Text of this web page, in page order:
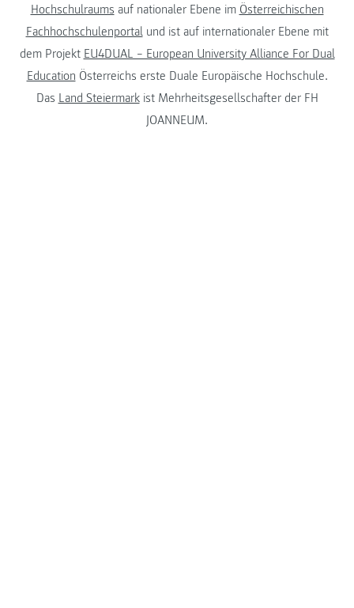
Hochschulraums auf nationaler Ebene im Österreichischen
Fachhochschulenportalund ist auf internationaler Ebene mit
dem Projekt EU4DUAL – European University Alliance For Dual
Education Österreichs erste Duale Europäische Hochschule.
Das Land Steiermarkist Mehrheitsgesellschafter der FH
JOANNEUM.